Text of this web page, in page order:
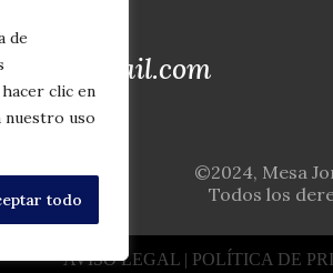
de
clic en
nuestro uso
todo
©2024, Mesa
Todos los
AVISO LEGAL | POLÍTICA DE